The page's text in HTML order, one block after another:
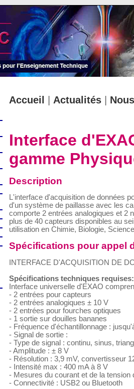
Accueil Actualités|
Interface
gamme
Description
L'interface d'acquisition de données
d'un système de paillasse avec les
comporte 2 entrées analogiques et 2
plus de 40 capteurs disponibles au
utilisation en Chimie, Biologie,
Spécifications pour appel
INTERFACE D'ACQUISITION DE
Spécifications techniques requises:
Interface universelle d'EXAO
- 2 entrées pour capteurs
- 2 entrées analogiques ± 10 V
- 2 entrées pour fourches optiques
- 1 sortie sur douilles bananes
- Fréquence d'échantillonnage :
- Signal de sortie :
- Type de signal : continu, sinus,
- Amplitude : ± 8 V
- Résolution : 3,9 mV, convertisseur
- Intensité max : 400 mA à 8 V
- Mesures du courant et de la tension
- Connectivité : USB2 ou Bluetooth